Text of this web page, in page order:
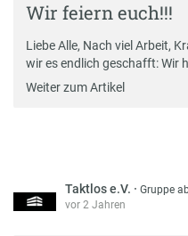
Wir feiern euch!!!
Liebe Alle, Nach viel Arbeit,
wir es endlich geschafft: Wir
Weiter zum Artikel
Taktlos e.V. ·Gruppe
vor 2 Jahren